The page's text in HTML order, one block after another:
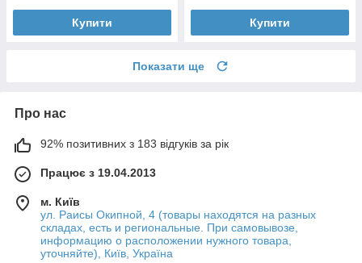
Купити Купити
Показати ще
Про нас
92% позитивних з 183 відгуків за рік
Працює з 19.04.2013
м. Київ
ул. Раисы Окипной, 4 (товары находятся на разных
складах, есть и региональные. При самовывозе,
информацию о расположении нужного товара,
уточняйте), Київ, Україна